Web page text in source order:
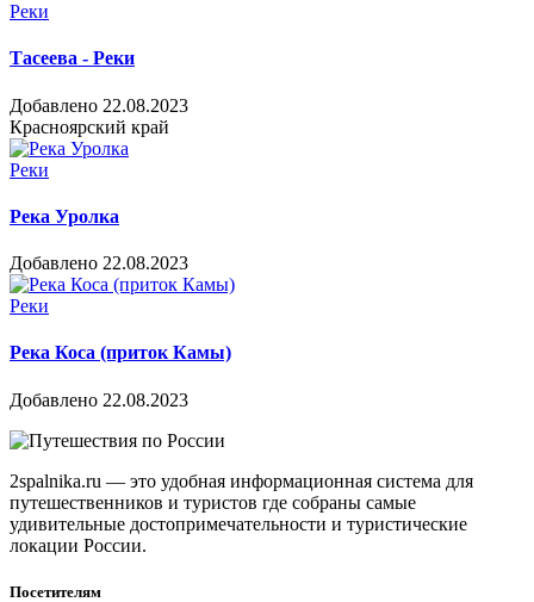
Реки
Тасеева - Реки
Добавлено 22.08.2023
Красноярский край
Реки
Река Уролка
Добавлено 22.08.2023
Реки
Река Коса (приток Камы)
Добавлено 22.08.2023
2spalnika.ru — это удобная информационная система для
путешественников и туристов где собраны самые
удивительные достопримечательности и туристические
локации России.
Посетителям